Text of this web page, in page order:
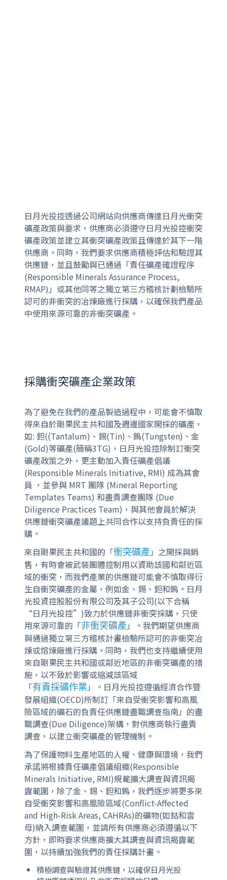
日月光投控透過公司網站向供應商傳達日月光衝突
礦產政策與要求，供應商必須遵守日月光投控衝突
礦產政策並建立其衝突礦產政策且傳達於其下一階
供應商。同時，我們要求供應商積極評估和驗證其
供應鏈，並且鼓勵與已通過「責任礦產確證程序
(Responsible Minerals Assurance Process,
RMAP)」或其他同等之獨立第三方稽核計劃檢驗所
認可的非衝突的冶煉廠進行採購，以確保我們產品
中使用來源可靠的非衝突礦產。
採購衝突礦產企業政策
為了避免在我們的產品製造過程中，可能會不慎取
得來自於剛果民主共和國及週邊國家開採的礦產，
如: 鉭((Tantalum)、錫(Tin)、鎢(Tungsten)、金
(Gold)等礦產(簡稱3TG)，日月光投控除制訂衝突
礦產政策之外，更主動加入責任礦產倡議
(Responsible Minerals Initiative, RMI) 成為其會
員 ，並參與 MRT 團隊 (Mineral Reporting
Templates Teams) 和盡責調查團隊 (Due
Diligence Practices Team)，與其他會員於解決
供應鏈衝突礦產議題上共同合作以支持負責任的採
購。
來自剛果民主共和國的「衝突礦產 」之開採與銷
售，有時會被武裝團體控制用以資助該國和鄰近區
域的衝突，而我們產業的供應鏈可能會不慎取得衍
生自衝突礦產的金屬，例如金、錫、鉭和鎢。日月
光投資控股股份有限公司及其子公司(以下合稱
“日月光投控”)致力於供應鏈非衝突採購，只使
用來源可靠的「非衝突礦產 」。我們期望供應商
與通過獨立第三方稽核計畫檢驗所認可的非衝突冶
煉或熔煉廠進行採購。同時，我們也支持繼續使用
來自剛果民主共和國或鄰近地區的非衝突礦產的措
施，以不致於影響或縮減該區域
「有責採礦作業 」。日月光投控遵循經濟合作暨
發展組織(OECD)所制訂「來自受衝突影響和高風
險區域的礦石的負責任供應鏈盡職調查指南」的盡
職調查(Due Diligence)架構，對供應商執行盡責
調查，以建立衝突礦產的管理機制。
為了保護物料生產地區的人權、健康與環境，我們
承諾將根據責任礦產倡議組織(Responsible
Minerals Initiative, RMI)規範擴大調查與資訊揭
露範圍，除了金、錫、鉭和鎢，我們逐步將更多來
自受衝突影響和高風險區域(Conflict-Affected
and High-Risk Areas, CAHRAs)的礦物(如鈷和雲
母)納入調查範圍，並請所有供應商必須遵循以下
方針，即時要求供應商擴大其調查與資訊揭露範
圍，以持續加強我們的責任採購計畫。
積極調查與驗證其供應鏈，以確保日月光投